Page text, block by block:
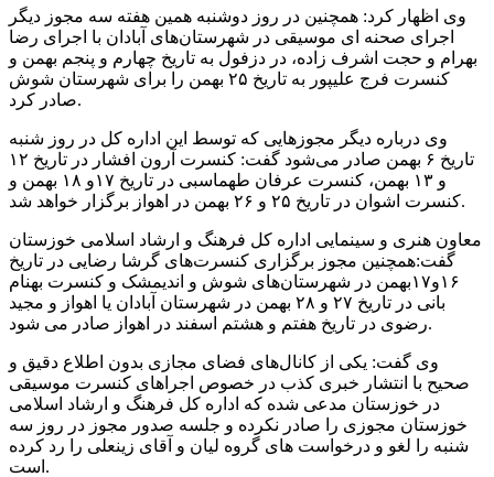
وی اظهار کرد: همچنین در روز دوشنبه همین هفته سه مجوز دیگر
اجرای صحنه ای موسیقی در شهرستان‌های آبادان با اجرای رضا
بهرام و حجت اشرف زاده، در دزفول به تاریخ چهارم و پنجم بهمن و
کنسرت فرج علیپور به تاریخ ۲۵ بهمن را برای شهرستان شوش
صادر کرد.
وی درباره دیگر مجوزهایی که توسط این اداره کل در روز شنبه
تاریخ ۶ بهمن صادر می‌شود گفت: کنسرت آرون افشار در تاریخ ۱۲
و ۱۳ بهمن، کنسرت عرفان طهماسبی در تاریخ ۱۷و ۱۸ بهمن و
کنسرت اشوان در تاریخ ۲۵ و ۲۶ بهمن در اهواز برگزار خواهد شد.
معاون هنری و سینمایی اداره کل فرهنگ و ارشاد اسلامی خوزستان
گفت:همچنین مجوز برگزاری کنسرت‌های گرشا رضایی در تاریخ
۱۶و۱۷بهمن در شهرستان‌های شوش و اندیمشک و کنسرت بهنام
بانی در تاریخ ۲۷ و ۲۸ بهمن در شهرستان آبادان یا اهواز و مجید
رضوی در تاریخ هفتم و هشتم اسفند در اهواز صادر می شود.
وی گفت: یکی از کانال‌های فضای مجازی بدون اطلاع دقیق و
صحیح با انتشار خبری کذب در خصوص اجراهای کنسرت موسیقی
در خوزستان مدعی شده که اداره کل فرهنگ و ارشاد اسلامی
خوزستان مجوزی را صادر نکرده و جلسه صدور مجوز در روز سه
شنبه را لغو و درخواست های گروه لیان و آقای زینعلی را رد کرده
است.